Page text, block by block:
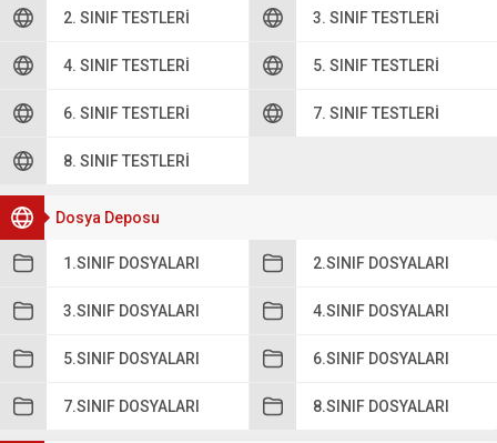
2. SINIF TESTLERI 3. SINIF TESTLERI
4. SINIF TESTLERI 5. SINIF TESTLERI
6. SINIF TESTLERI 7. SINIF TESTLERI
8. SINIF TESTLERI
Dosya Deposu
1.SINIF DOSYALARI 2.SINIF DOSYALARI
3.SINIF DOSYALARI 4.SINIF DOSYALARI
5.SINIF DOSYALARI 6.SINIF DOSYALARI
7.SINIF DOSYALARI 8.SINIF DOSYALARI